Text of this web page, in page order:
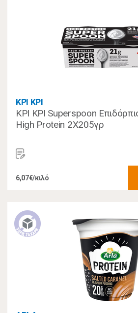
ΚΡΙ ΚΡΙ
ΚΡΙ ΚΡΙ Superspoon
High Protein 2X205γρ
6,07€/κιλό